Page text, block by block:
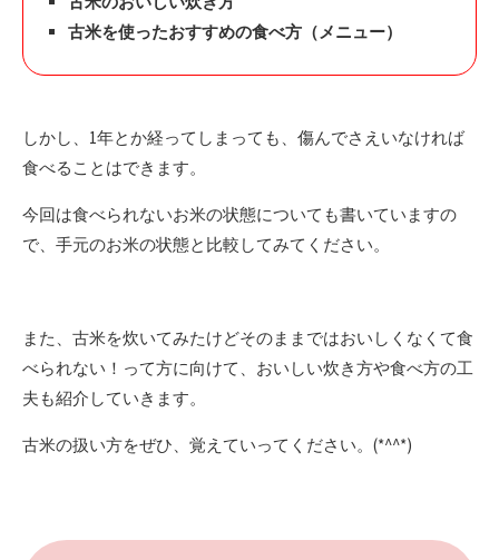
古米を使ったおすすめの食べ方（メニュー）
しかし、1年とか経ってしまっても、傷んでさえいなければ
食べることはできます。
今回は食べられないお米の状態についても書いていますの
で、手元のお米の状態と比較してみてください。
また、古米を炊いてみたけどそのままではおいしくなくて食
べられない！って方に向けて、おいしい炊き方や食べ方の工
夫も紹介していきます。
古米の扱い方をぜひ、覚えていってください。(*^^*)